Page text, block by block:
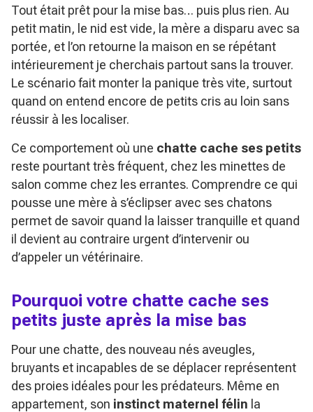
Tout était prêt pour la mise bas… puis plus rien. Au
petit matin, le nid est vide, la mère a disparu avec sa
portée, et l’on retourne la maison en se répétant
intérieurement je cherchais partout sans la trouver.
Le scénario fait monter la panique très vite, surtout
quand on entend encore de petits cris au loin sans
réussir à les localiser.
Ce comportement où une chatte cache ses petits
reste pourtant très fréquent, chez les minettes de
salon comme chez les errantes. Comprendre ce qui
pousse une mère à s’éclipser avec ses chatons
permet de savoir quand la laisser tranquille et quand
il devient au contraire urgent d’intervenir ou
d’appeler un vétérinaire.
Pourquoi votre chatte cache ses
petits juste après la mise bas
Pour une chatte, des nouveau nés aveugles,
bruyants et incapables de se déplacer représentent
des proies idéales pour les prédateurs. Même en
appartement, son instinct maternel félin la